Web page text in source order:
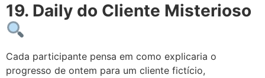
19. Daily do Cliente Misterioso
Cada participante pensa em como explicaria o
progresso de ontem para um cliente fictício,